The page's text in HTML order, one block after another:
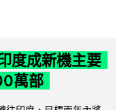
度成新機主要
萬部